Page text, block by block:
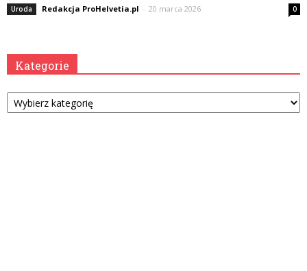
Uroda Redakcja ProHelvetia.pl - 20 marca 2026 0
Kategorie
Kategorie